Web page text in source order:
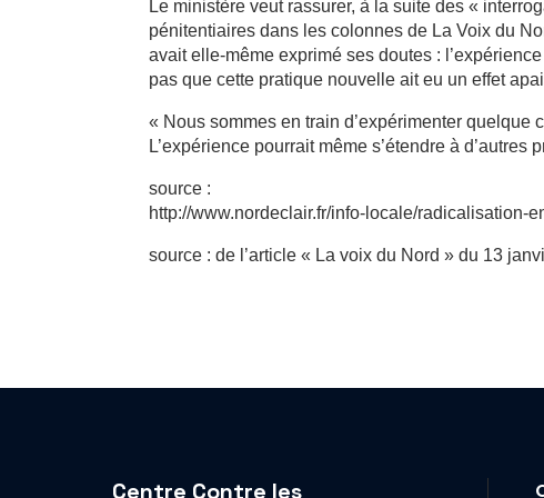
Le ministère veut rassurer, à la suite des «
pénitentiaires dans les colonnes de La Voix du
avait elle-même exprimé ses doutes :
pas que cette pratique nouvelle ait eu un effet
« Nous sommes en train d’expérimenter
L’expérience pourrait même s’étendre à d’autres
source :
http://www.nordeclair.fr/info-locale/radicalisation-
source : de l’article « La voix du Nord » du 13
Centre Contre les